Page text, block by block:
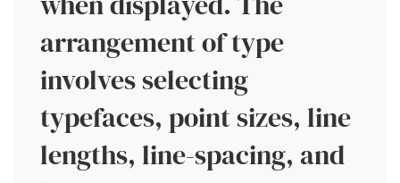
arrangement of type
involves selecting
typefaces, point sizes, line
lengths, line-spacing, and